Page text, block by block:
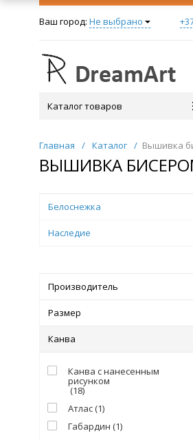
Ваш город: Не выбрано
Каталог товаров
Главная / Каталог / Вышивка
ВЫШИВКА
Белоснежка
Наследие
Производитель
Размер
Канва
Канва с нанесенным
рисунком
(18)
Атлас (1)
Габардин (1)